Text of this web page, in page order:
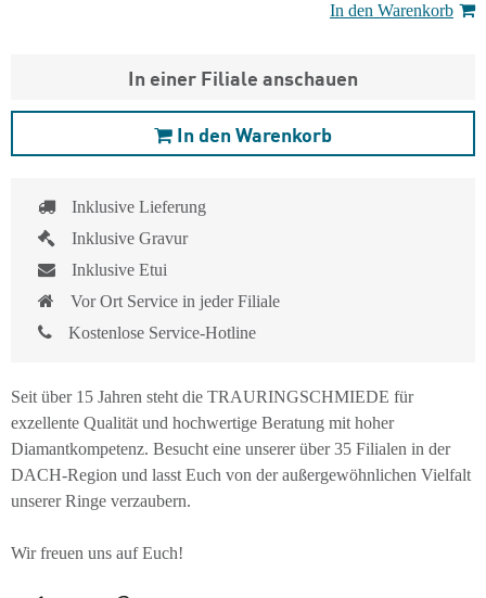
In den Warenkorb
In einer Filiale anschauen
In den Warenkorb
Inklusive Lieferung
Inklusive Gravur
Inklusive Etui
Vor Ort Service in jeder Filiale
Kostenlose Service-Hotline
Seit über 15 Jahren steht die TRAURINGSCHMIEDE für
exzellente Qualität und hochwertige Beratung mit hoher
Diamantkompetenz. Besucht eine unserer über 35 Filialen in der
DACH-Region und lasst Euch von der außergewöhnlichen Vielfalt
unserer Ringe verzaubern.
Wir freuen uns auf Euch!